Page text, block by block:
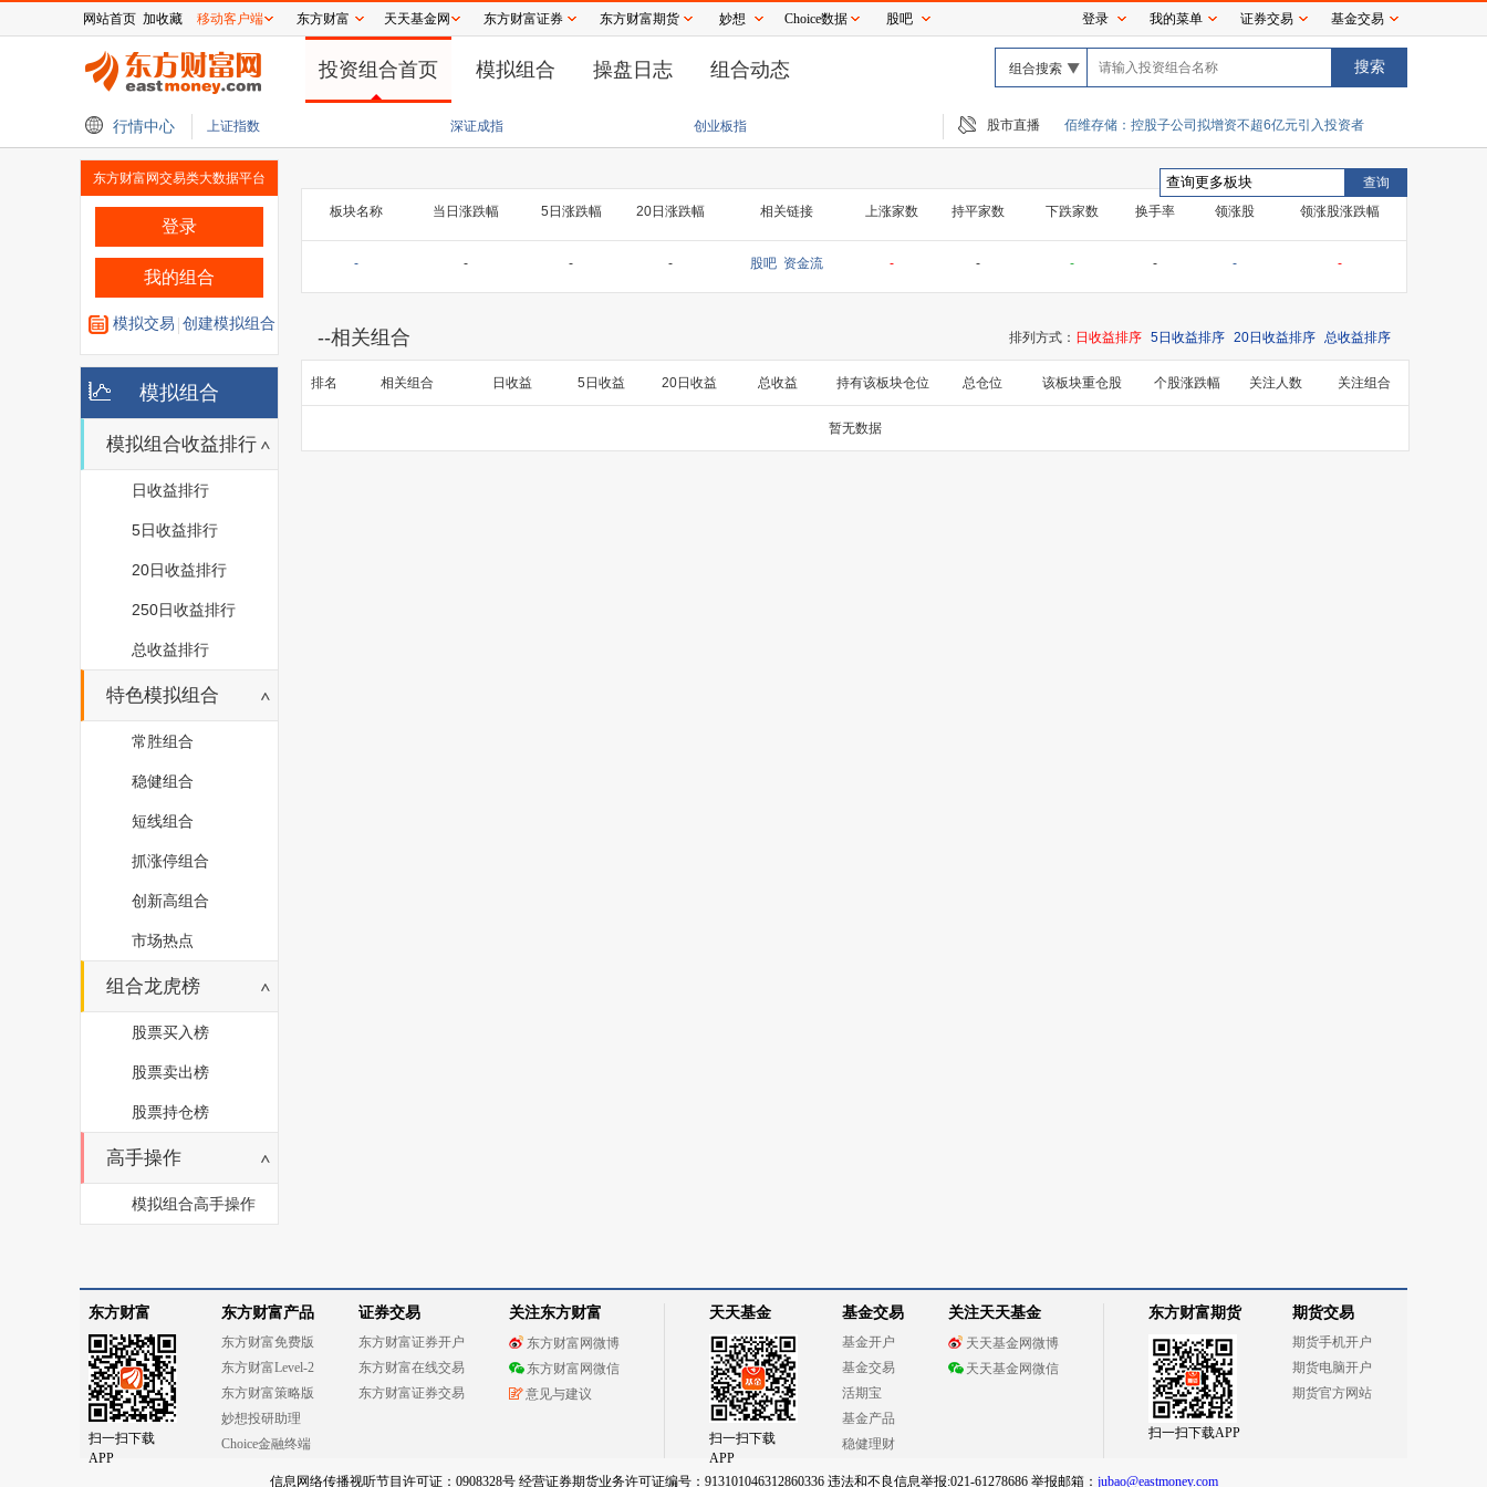
网站首页 加收藏 移动客户端 东方财富 天天基金网 东方财富证券 东方财富期货 妙想 Choice数据 股吧 登录 我的菜单 证券交易 基金交易
投资组合首页 模拟组合 操盘日志 组合动态 组合搜索
行情中心 上证指数 深证成指 创业板指 股市直播
【新华解读】7月外贸进出口观察：AI与新能源产业打开出口增长新空间 美股存储板块走低 希捷科技跌超7% 昆仑万维旗下天工短剧工作台接入Seedance 2.5 佰维存储：控股子公司拟增资不超6亿元引入投资者
东方财富网交易类大数据平台
登录
我的组合
模拟交易 创建模拟组合
模拟组合
模拟组合收益排行
日收益排行
5日收益排行
20日收益排行
250日收益排行
总收益排行
特色模拟组合
常胜组合
稳健组合
短线组合
抓涨停组合
创新高组合
市场热点
组合龙虎榜
股票买入榜
股票卖出榜
股票持仓榜
高手操作
模拟组合高手操作
板块名称 当日涨跌幅 5日涨跌幅 20日涨跌幅 相关链接 上涨家数 持平家数 下跌家数 换手率 领涨股 领涨股涨跌幅
- - - - 股吧 资金流 - - - - - -
--相关组合 排列方式： 日收益排序 5日收益排序 20日收益排序 总收益排序
排名 相关组合 日收益 5日收益 20日收益 总收益 持有该板块仓位 总仓位 该板块重仓股 个股涨跌幅 关注人数 关注组合
暂无数据